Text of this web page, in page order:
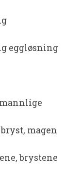
eggløsning
magen
brystene